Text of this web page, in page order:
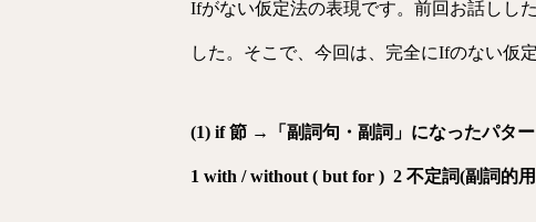
Ifがない仮定法の表現です。前回お話しし
した。そこで、今回は、完全にIfのない仮
(1) if 節 →「副詞句・副詞」になったパタ
1 with / without ( but for ) 2 不定詞(副詞